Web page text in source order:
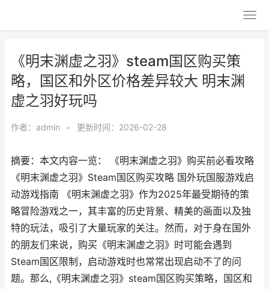
《明末渊虚之羽》steam国区购买策
略，国区和外区价格差异较大 明末渊
虚之羽好玩吗
作者： admin • 更新时间：2026-02-28
摘要：本文内容一览： 《明末渊虚之羽》购买前必看攻略
《明末渊虚之羽》Steam国区购买攻略 国外玩国服游戏启
动游戏指南 《明末渊虚之羽》作为2025年最受期待的策
略冒险游戏之一，其丰富的历史背景、精美的画面以及独
特的玩法，吸引了大量玩家的关注。然而，对于身在国外
的朋友们来说，购买《明末渊虚之羽》时可能会遇到
Steam国区限制，启动游戏时也常常出现启动不了的问
题。那么,《明末渊虚之羽》steam国区购买策略，国区和